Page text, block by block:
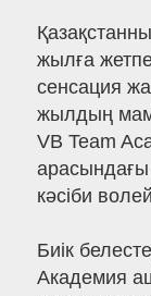
жылға
сенсация
жылдың
VB Team
арасындағы
кәсіби
Биік
Академия